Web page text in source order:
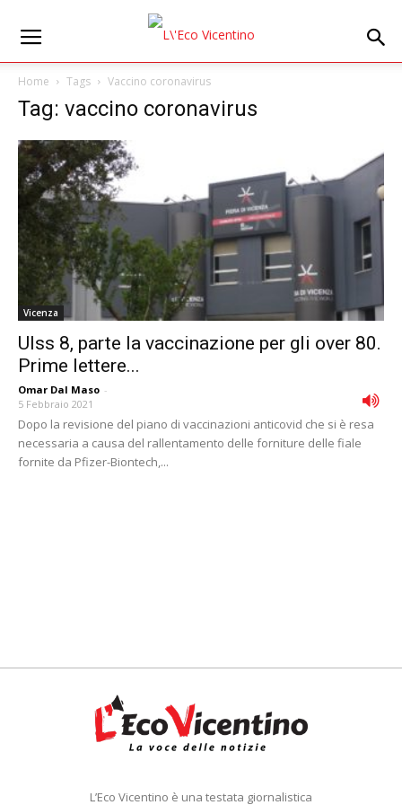
Home Tags Vaccino coronavirus
Tag: vaccino coronavirus
Vicenza
Ulss 8, parte la vaccinazione per gli over 80.
Prime lettere...
Omar Dal Maso -
5 Febbraio 2021
Dopo la revisione del piano di vaccinazioni anticovid che si è resa
necessaria a causa del rallentamento delle forniture delle fiale
fornite da Pfizer-Biontech,...
L’Eco Vicentino è una testata giornalistica